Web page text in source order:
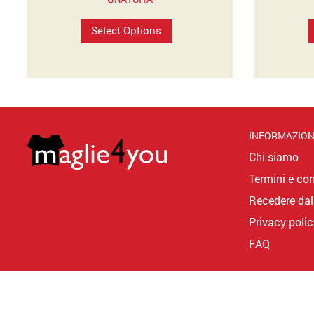
27,65€
Select Options
Chi siamo
Termini e
Recedere
Privacy
FAQ